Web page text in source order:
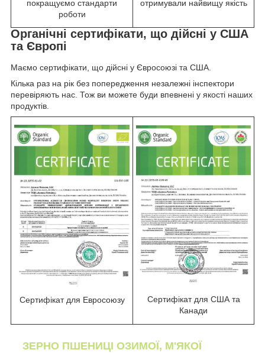
покращуємо стандарти
роботи
отримували найвищу якість
Органічні сертифікати, що дійсні у США
та Європі
Маємо сертифікати, що дійсні у Євросоюзі та США.
Кілька раз на рік без попередження незалежні інспектори
перевіряють нас. Тож ви можете буди впевнені у якості наших
продуктів.
Сертифікат для Евросоюзу
Сертифікат для США та
Канади
ЗЕРНО ПШЕНИЦІ ОЗИМОЇ, М'ЯКОЇ